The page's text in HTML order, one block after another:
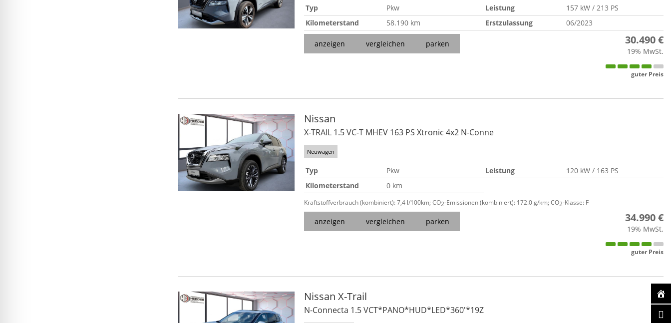
Typ Pkw Leistung
157 kW / 213 PS
Kilometerstand
58.190 km Erstzulassung 06/2023
anzeigen vergleichen parken 30.490 €
19% MwSt.
guter Preis
Nissan
X-TRAIL 1.5 VC-T MHEV 163 PS Xtronic 4x2 N-Conne
Neuwagen
Typ Pkw Leistung
120 kW / 163 PS
Kilometerstand
0 km
Kraftstoffverbrauch (kombiniert):7,4 l/100km;CO2-Emissionen (kombiniert): 172.0 g/km;CO2-Klasse: F
anzeigen vergleichen parken 34.990 €
19% MwSt.
guter Preis
Nissan X-Trail
N-Connecta 1.5 VCT*PANO*HUD*LED*360'*19Z